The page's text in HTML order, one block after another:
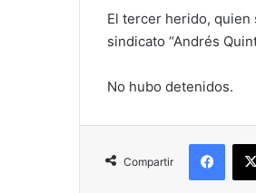
El tercer herido, quien
sindicato “Andrés
No hubo detenidos.
Compartir